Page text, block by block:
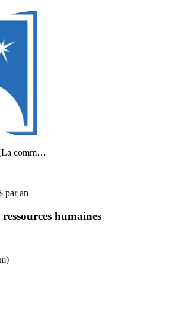
comm…
par an
humaines
)